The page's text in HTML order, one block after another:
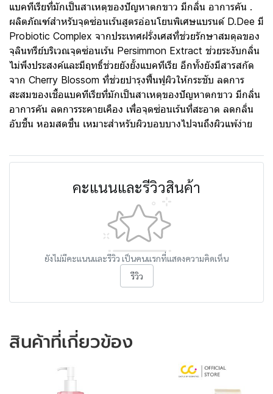
แบคทีเรียที่มักเป็นสาเหตุของปัญหาตกขาว มีกลิ่น อาการคัน .
ผลิตภัณฑ์สำหรับจุดซ่อนเร้นสูตรอ่อนโยนพิเศษแบรนด์ D.Dee มี
Probiotic Complex จากประเทศฝรั่งเศสที่ช่วยรักษาสมดุลของ
จุลินทรีย์บริเวณจุดซ่อนเร้น Persimmon Extract ช่วยระงับกลิ่น
ไม่พึงประสงค์และมีฤทธิ์ช่วยยังยั้งแบคทีเรีย อีกทั้งยังมีสารสกัด
จาก Cherry Blossom ที่ช่วยบำรุงฟื้นฟูผิวให้กระชับ ลดการ
สะสมของเชื้อแบคทีเรียที่มักเป็นสาเหตุของปัญหาตกขาว มีกลิ่น
อาการคัน ลดการระคายเคือง เพื่อจุดซ่อนเร้นที่สะอาด ลดกลิ่น
อับชื้น หอมสดชื่น เหมาะสำหรับผิวบอบบางไปจนถึงผิวแพ้ง่าย
คะแนนและรีวิวสินค้า
ยังไม่มีคะแนนและรีวิว เป็นคนแรกที่แสดงความคิดเห็น
รีวิว
สินค้าที่เกี่ยวข้อง